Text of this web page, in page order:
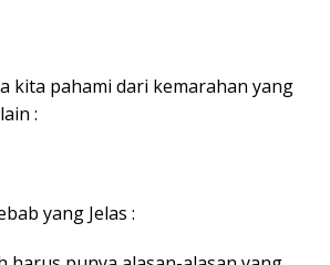
kita pahami dari kemarahan yang
:
yang Jelas :